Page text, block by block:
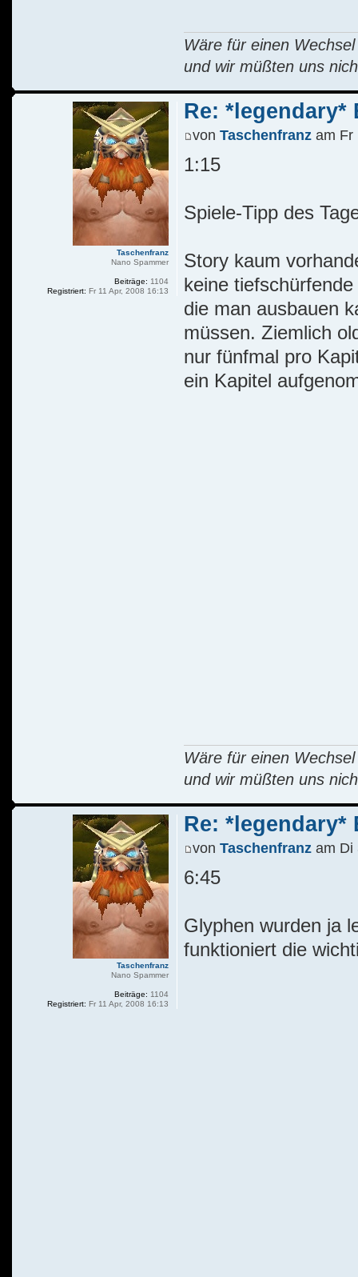
Wäre für einen
und wir müßten uns
Re: *legendary*
von Taschenfranzam Fr
1:15
Spiele-Tipp des
Story kaum
keine
die man ausbauen
müssen. Ziemlich
nur fünfmal pro
ein Kapitel
Wäre für einen
und wir müßten uns
Taschenfranz
Nano Spammer
Beiträge: 1104
Registriert: Fr 11 Apr, 2008 16:13
Re: *legendary*
von Taschenfranzam Di
6:45
Glyphen wurden ja
funktioniert die
Taschenfranz
Nano Spammer
Beiträge: 1104
Registriert: Fr 11 Apr, 2008 16:13